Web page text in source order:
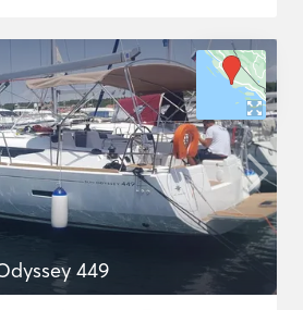
449